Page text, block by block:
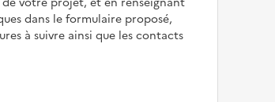
dans le formulaire proposé,
à suivre ainsi que les contacts